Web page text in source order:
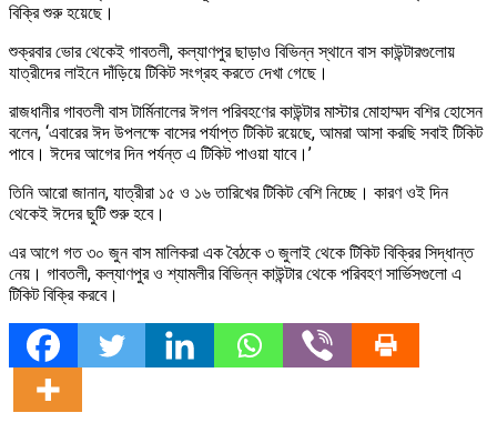
বিক্রি শুরু হয়েছে।
শুক্রবার ভোর থেকেই গাবতলী, কল্যাণপুর ছাড়াও বিভিন্ন স্থানে বাস কাউন্টারগুলোয়
যাত্রীদের লাইনে দাঁড়িয়ে টিকিট সংগ্রহ করতে দেখা গেছে।
রাজধানীর গাবতলী বাস টার্মিনালের ঈগল পরিবহণের কাউন্টার মাস্টার মোহাম্মদ বশির হোসেন
বলেন, ‘এবারের ঈদ উপলক্ষে বাসের পর্যাপ্ত টিকিট রয়েছে, আমরা আসা করছি সবাই টিকিট
পাবে। ঈদের আগের দিন পর্যন্ত এ টিকিট পাওয়া যাবে।’
তিনি আরো জানান, যাত্রীরা ১৫ ও ১৬ তারিখের টিকিট বেশি নিচ্ছে। কারণ ওই দিন
থেকেই ঈদের ছুটি শুরু হবে।
এর আগে গত ৩০ জুন বাস মালিকরা এক বৈঠকে ৩ জুলাই থেকে টিকিট বিক্রির সিদ্ধান্ত
নেয়। গাবতলী, কল্যাণপুর ও শ্যামলীর বিভিন্ন কাউন্টার থেকে পরিবহণ সার্ভিসগুলো এ
টিকিট বিক্রি করবে।